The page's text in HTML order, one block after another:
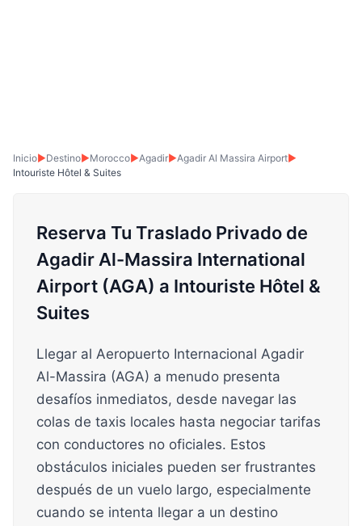
Inicio▶Destino▶Morocco▶Agadir▶Agadir Al Massira Airport▶
Intouriste Hôtel & Suites
Reserva Tu Traslado Privado de
Agadir Al-Massira International
Airport (AGA) a Intouriste Hôtel &
Suites
Llegar al Aeropuerto Internacional Agadir
Al-Massira (AGA) a menudo presenta
desafíos inmediatos, desde navegar las
colas de taxis locales hasta negociar tarifas
con conductores no oficiales. Estos
obstáculos iniciales pueden ser frustrantes
después de un vuelo largo, especialmente
cuando se intenta llegar a un destino